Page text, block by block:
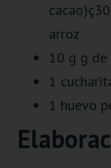
arroz
10 g g
1
1 huevo